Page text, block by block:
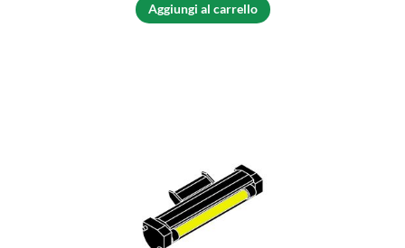
Aggiungi al carrello